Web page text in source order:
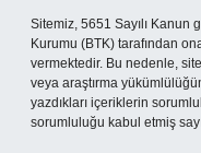
Sitemiz, 5651 Sayılı
Kurumu (BTK) tarafından
vermektedir. Bu nedenle,
veya araştırma
yazdıkları içeriklerin
sorumluluğu kabul etmiş